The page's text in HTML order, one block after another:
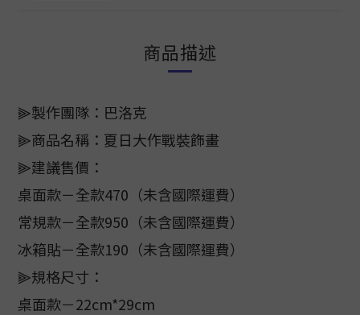
商品描述
⫸製作團隊：巴洛克
⫸商品名稱：夏日大作戰裝飾畫
⫸建議售價：
桌面款－全款470（未含國際運費）
常規款－全款950（未含國際運費）
冰箱貼－全款190（未含國際運費）
⫸規格尺寸：
桌面款－22cm*29cm